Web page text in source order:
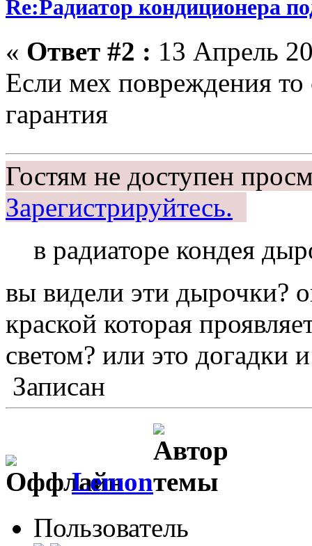
Re:Радиатор кондиционера
« Ответ #2 : 13 Апрель
Если мех повреждения то
гарантия
Гостям не доступен
Зарегистрируйтесь.
в радиаторе кондея
вы видели эти дырочки?
краской которая
светом? или это догадки
Записан
Lemon
Пользователь